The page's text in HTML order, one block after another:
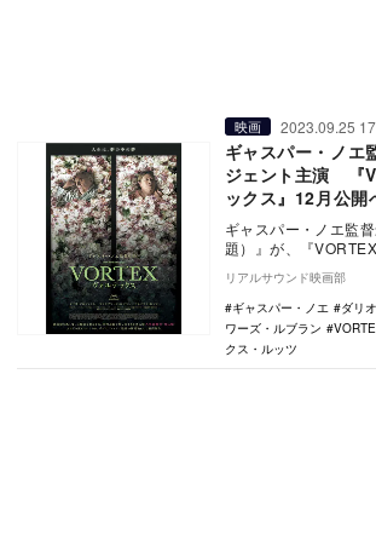
映画 2023.09.25
ギャスパー・ノエ
ジェント主演 『
ックス』12月公開
ギャスパー・ノエ監
題）』が、『
邦題で12月8日に劇
リアルサウンド映画部
ギャスパー・ノエ
ダリ
ワーズ・ルブラン
クス・ルッツ